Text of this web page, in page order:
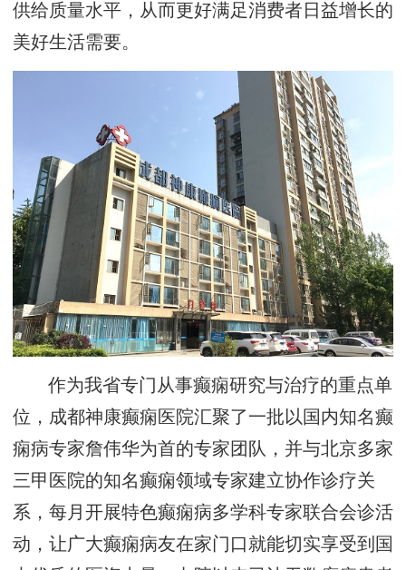
供给质量水平，从而更好满足消费者日益增长的
美好生活需要。
作为我省专门从事癫痫研究与治疗的重点单
位，成都神康癫痫医院汇聚了一批以国内知名癫
痫病专家詹伟华为首的专家团队，并与北京多家
三甲医院的知名癫痫领域专家建立协作诊疗关
系，每月开展特色癫痫病多学科专家联合会诊活
动，让广大癫痫病友在家门口就能切实享受到国